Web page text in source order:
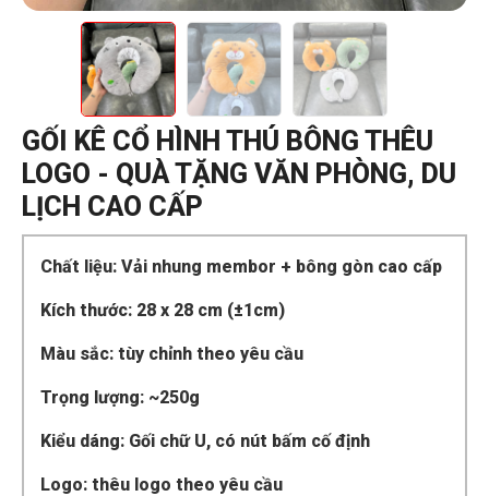
GỐI KÊ CỔ HÌNH THÚ BÔNG THÊU
LOGO - QUÀ TẶNG VĂN PHÒNG, DU
LỊCH CAO CẤP
Chất liệu: Vải nhung membor + bông gòn cao cấp
Kích thước: 28 x 28 cm (±1cm)
Màu sắc: tùy chỉnh theo yêu cầu
Trọng lượng: ~250g
Kiểu dáng: Gối chữ U, có nút bấm cố định
Logo: thêu logo theo yêu cầu